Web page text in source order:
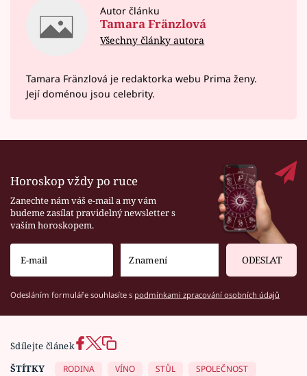
Autor článku
Tamara Fränzlová
Všechny články autora
Tamara Fränzlová je redaktorka webu Prima ženy.
Její doménou jsou celebrity.
Horoskop vždy po ruce
Zanechte nám váš e-mail a my vám
budeme zasílat pravidelný newsletter s
vaším horoskopem.
ODESLAT
Odesláním formuláře souhlasíte s podmínkami zpracování osobních údajů
Sdílejte článek
ŠTÍTKY
RODINA VÍNO STŮL
SPOLEČNOST